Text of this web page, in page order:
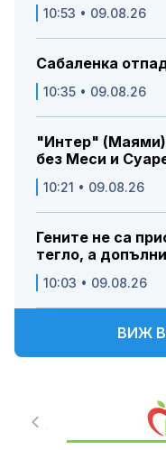
10:53 • 09.08.26
Сабаленка
10:35 • 09.08.26
"Интер"
без Меси и
10:21 • 09.08.26
Гените не са
тегло, а
10:03 • 09.08.26
ВИЖ